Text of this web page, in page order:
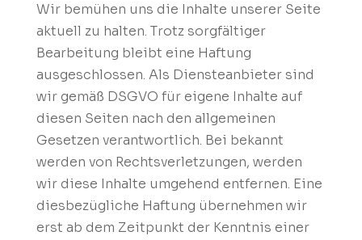
Wir bemühen uns die Inhalte unserer Seite
aktuell zu halten. Trotz sorgfältiger
Bearbeitung bleibt eine Haftung
ausgeschlossen. Als Diensteanbieter sind
wir gemäß DSGVO für eigene Inhalte auf
diesen Seiten nach den allgemeinen
Gesetzen verantwortlich. Bei bekannt
werden von Rechtsverletzungen, werden
wir diese Inhalte umgehend entfernen. Eine
diesbezügliche Haftung übernehmen wir
erst ab dem Zeitpunkt der Kenntnis einer